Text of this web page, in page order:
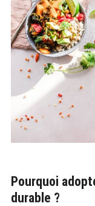
Pourquoi
durable ?